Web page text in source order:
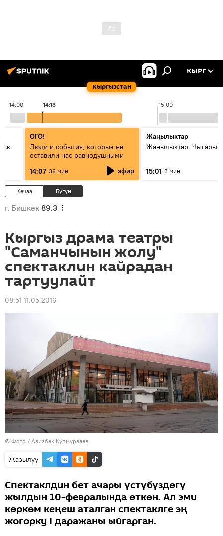
Кыргызстан
КЫРГ
14:00 15:00
14:13
ОГО!
Люди и события, которые не
оставили нас равнодушными
14:07 38 мин эфир
Жаңылыктар
Жаңылыктар.
15:01 3 мин
Кечээ Бүгүн
г. Бишкек 89.3
Кыргыз драма театры
"Саманчынын жолу"
спектаклин кайрадан
тартуулайт
08:51 11.05.2016
© Фото / Азизбек Кулмурзаев
Жазылуу
Спектаклдин бет ачары үстүбүздөгү
жылдын 10-февралында өткөн. Ал эми
көркөм кеңеш аталган спектаклге эң
жогорку I даражаны ыйгарган.